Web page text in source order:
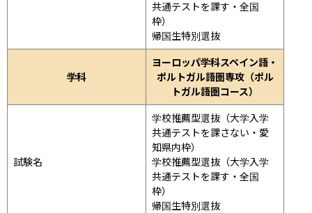
共通テストを課す・全国
枠）
帰国生特別選抜
学科
ヨーロッパ学科スペイン語・
ポルトガル語圏専攻（ポル
トガル語圏コース）
試験名
学校推薦型選抜（大学入学
共通テストを課さない・愛
知県内枠）
学校推薦型選抜（大学入学
共通テストを課す・全国
枠）
帰国生特別選抜